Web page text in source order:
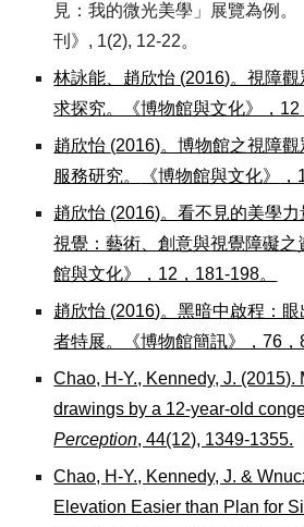
見：我的微光美學」展覽為例
刊》, 1(2), 12-22。
林詠能、趙欣怡 (2016)。視障
求探究。《博物館與文化》，12
趙欣怡 (2016)。博物館之視障
服務研究。
《博物館與文化》
趙欣怡 (2016)。看不見的美學
視覺：藝術、創意與視覺障礙之
館與文化》，12，181-198。
趙欣怡 (2016)。黑暗中啟程：
者特展。《博物館簡訊》，76，
Chao, H-Y., Kennedy, J. (2015).
drawings by a 12-year-old
Perception, 44(12), 1349-1355.
Chao, H-Y., Kennedy, J. &
Elevation Easier than Plan for